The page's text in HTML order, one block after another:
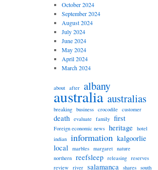
October 2024
September 2024
August 2024
July 2024
June 2024
May 2024
April 2024
March 2024
about after albany
australia australias
breaking business crocodile customer
death evaluate family first
Foreign economic news heritage
hotel
indian information kalgoorlie
local marbles margaret nature
northern reefsleep releasing reserves
review river salamanca shares south